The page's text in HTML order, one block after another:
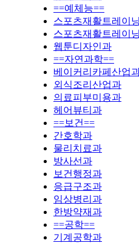
==예체능==
스포츠재활트레이
스포츠재활트레이
웹툰디자인과
==자연과학==
베이커리카페산업
외식조리산업과
의료피부미용과
헤어뷰티과
==보건==
간호학과
물리치료과
방사선과
보건행정과
응급구조과
임상병리과
한방약재과
==공학==
기계공학과